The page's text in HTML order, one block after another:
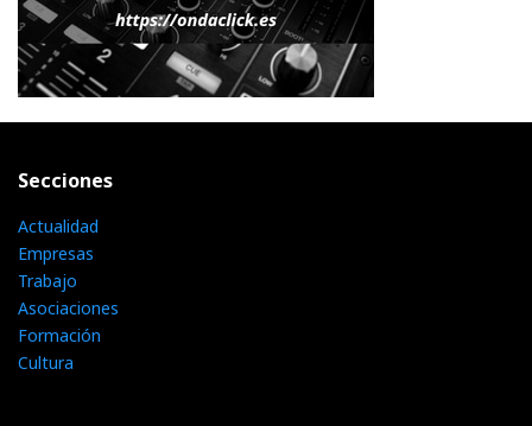
Secciones
Actualidad
Empresas
Trabajo
Asociaciones
Formación
Cultura